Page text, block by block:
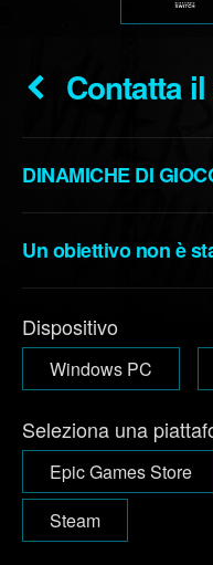
Contatta
DINAMICHE DI
Un obiettivo non è
Dispositivo
Windows PC
Seleziona una
Epic Games Store
Steam